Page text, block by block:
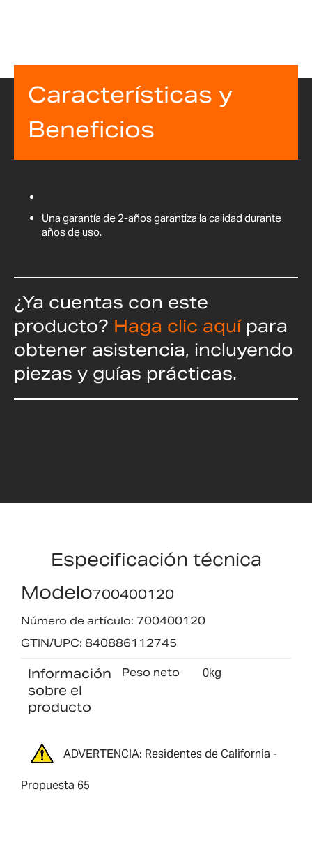
Características y
Beneficios
Una garantía de 2-años garantiza la calidad durante
años de uso.
¿Ya cuentas con este
producto? Haga clic aquí para
obtener asistencia, incluyendo
piezas y guías prácticas.
Especificación técnica
Modelo700400120
Número de artículo: 700400120
GTIN/UPC: 840886112745
Información
sobre el
producto
Peso neto 0kg
ADVERTENCIA: Residentes de California -
Propuesta 65